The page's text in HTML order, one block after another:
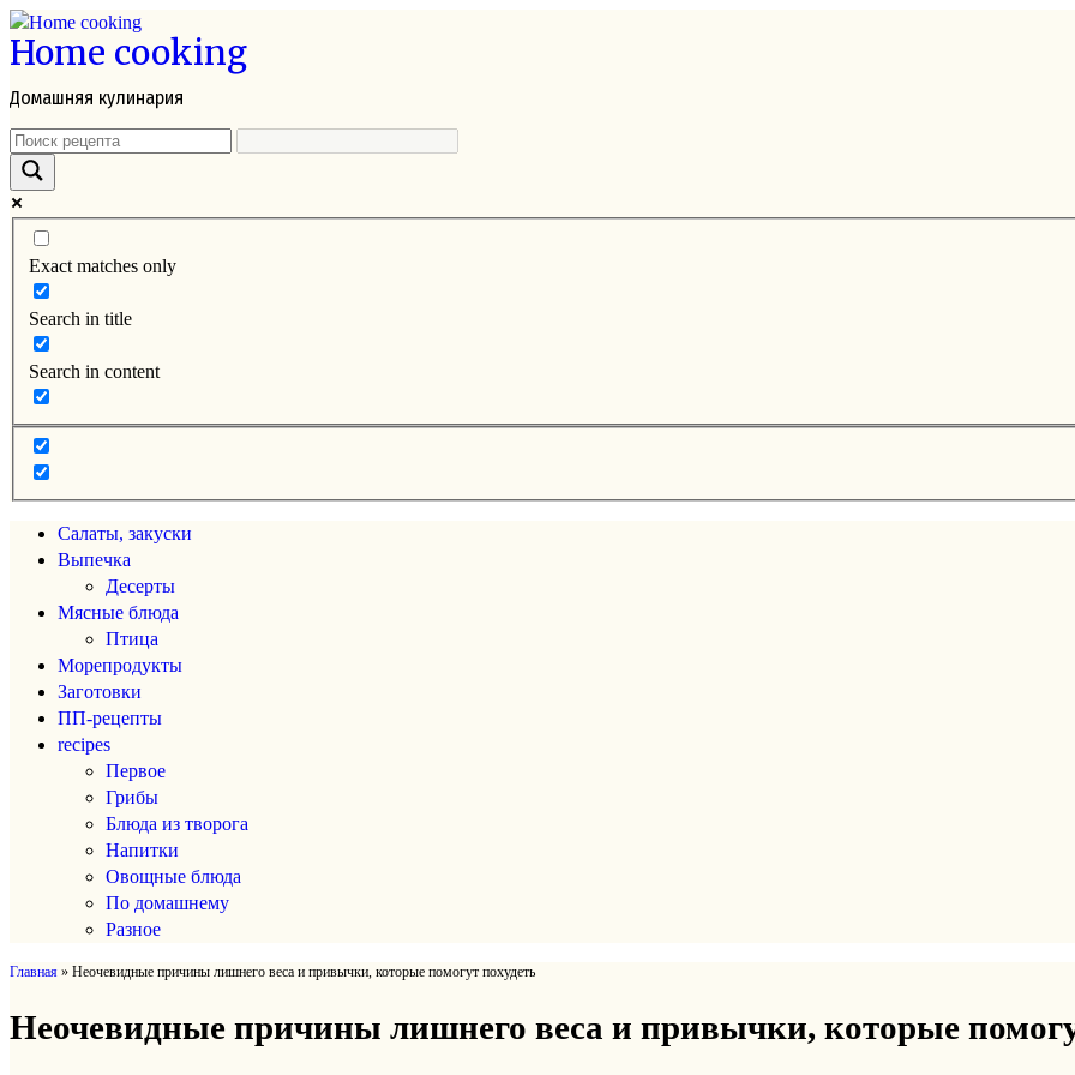
Перейти
к
Home cooking
Домашняя кулинария
Exact matches only
Search in title
Search in content
Салаты, закуски
Выпечка
Десерты
Мясные блюда
Птица
Морепродукты
Заготовки
ПП-рецепты
recipes
Первое
Грибы
Блюда из творога
Напитки
Овощные блюда
По домашнему
Разное
Главная » Неочевидные причины лишнего веса и привычки, которые помогут похудеть
Неочевидные причины лишнего веса и привычки, которые